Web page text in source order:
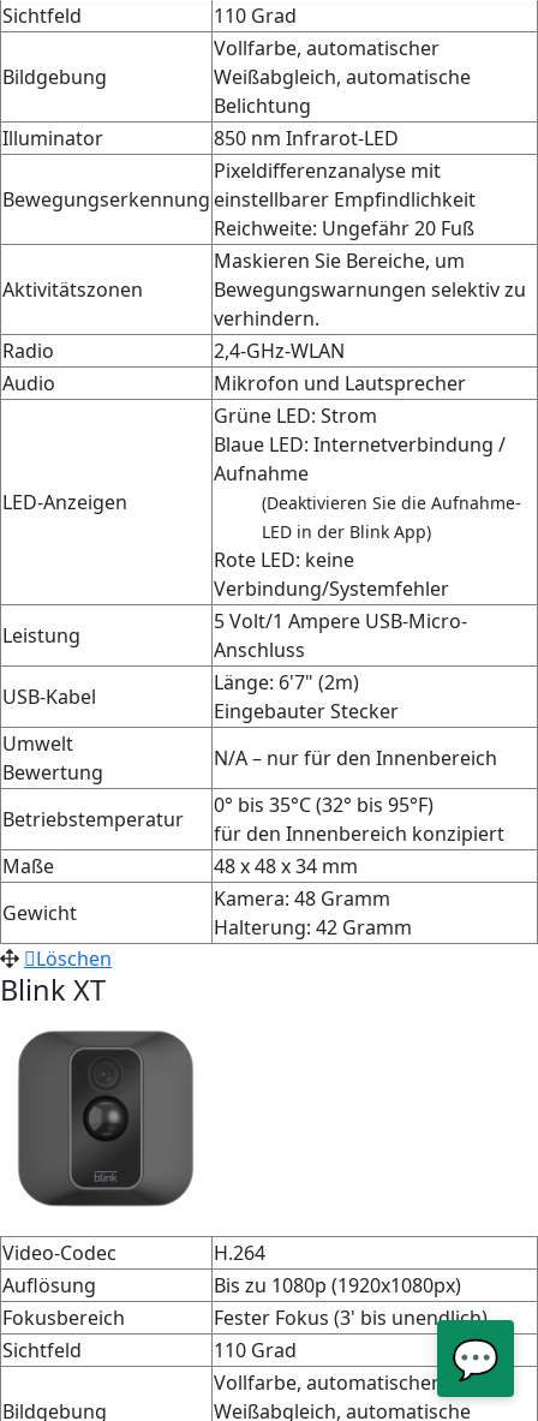
Sichtfeld
110 Grad
Bildgebung
Vollfarbe, automatischer
Weißabgleich, automatische
Belichtung
Illuminator
850 nm Infrarot-LED
Bewegungserkennung
Pixeldifferenzanalyse mit
einstellbarer Empfindlichkeit
Reichweite: Ungefähr 20 Fuß
Aktivitätszonen
Maskieren Sie Bereiche, um
Bewegungswarnungen selektiv zu
verhindern.
Radio
2,4-GHz-WLAN
Audio
Mikrofon und Lautsprecher
LED-Anzeigen
Grüne LED: Strom
Blaue LED: Internetverbindung /
Aufnahme
(Deaktivieren Sie die Aufnahme-
LED in der Blink App)
Rote LED: keine
Verbindung/Systemfehler
Leistung
5 Volt/1 Ampere USB-Micro-
Anschluss
USB-Kabel
Länge: 6'7" (2m)
Eingebauter Stecker
Umwelt
Bewertung
N/A – nur für den Innenbereich
Betriebstemperatur
0° bis 35°C (32° bis 95°F)
für den Innenbereich konzipiert
Maße
48 x 48 x 34 mm
Gewicht
Kamera: 48 Gramm
Halterung: 42 Gramm
Löschen
Blink XT
Video-Codec
H.264
Auflösung
Bis zu 1080p (1920x1080px)
Fokusbereich
Fester Fokus (3' bis unendlich)
Sichtfeld
110 Grad
Bildgebung
Vollfarbe, automatischer
Weißabgleich, automatische
💬